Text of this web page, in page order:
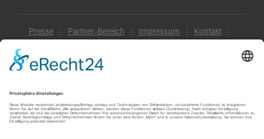
Presse Partner-Bereich Impressum Kontakt
Datenschutz